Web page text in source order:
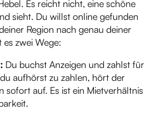
Es reicht nicht, eine schöne
sieht. Du willst online gefunden
Region nach genau deiner
zwei Wege:
Du buchst Anzeigen und zahlst für
aufhörst zu zahlen, hört der
sofort auf. Es ist ein Mietverhältnis